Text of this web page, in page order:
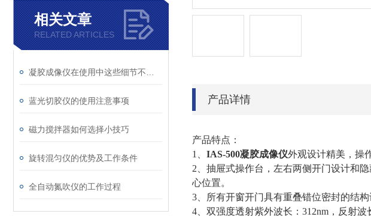
相关文章
RELATED ARTICLES
蓝光切胶仪的使用注意事项
磁力搅拌器如何选择小技巧
旋转混匀仪的优势及工作条件
全自动氮吹仪的工作过程
产品详情
产品特点：
1、 IAS-500凝胶成像仪外观设计精美，操
2、抽屉式操作台，左右两侧开门设计和
心位置。
3、所有开窗开门具有重叠错位密封的结
4、双强度透射紫外波长：312nm，反射波